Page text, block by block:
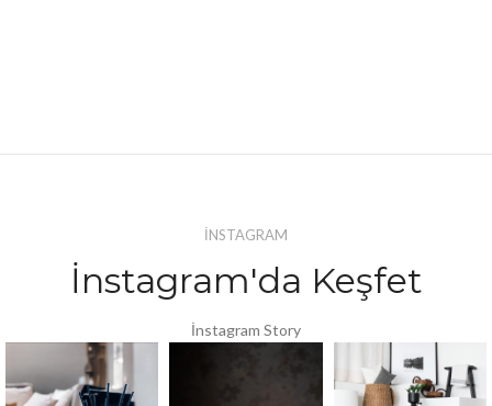
İNSTAGRAM
İnstagram'da Keşfet
İnstagram Story